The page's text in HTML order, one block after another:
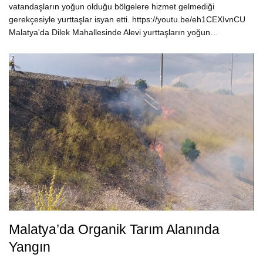
vatandaşların yoğun olduğu bölgelere hizmet gelmediği
gerekçesiyle yurttaşlar isyan etti. https://youtu.be/eh1CEXIvnCU
Malatya'da Dilek Mahallesinde Alevi yurttaşların yoğun…
Malatya’da Organik Tarım Alanında
Yangın